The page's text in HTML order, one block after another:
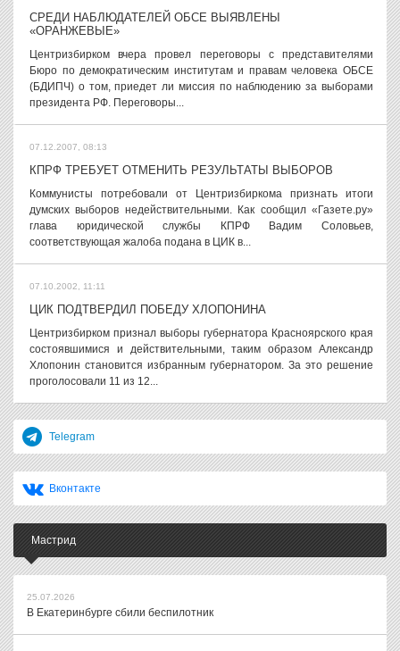
СРЕДИ НАБЛЮДАТЕЛЕЙ ОБСЕ ВЫЯВЛЕНЫ
«ОРАНЖЕВЫЕ»
Центризбирком вчера провел переговоры с представителями
Бюро по демократическим институтам и правам человека ОБСЕ
(БДИПЧ) о том, приедет ли миссия по наблюдению за выборами
президента РФ. Переговоры...
07.12.2007, 08:13
КПРФ ТРЕБУЕТ ОТМЕНИТЬ РЕЗУЛЬТАТЫ ВЫБОРОВ
Коммунисты потребовали от Центризбиркома признать итоги
думских выборов недействительными. Как сообщил «Газете.ру»
глава юридической службы КПРФ Вадим Соловьев,
соответствующая жалоба подана в ЦИК в...
07.10.2002, 11:11
ЦИК ПОДТВЕРДИЛ ПОБЕДУ ХЛОПОНИНА
Центризбирком признал выборы губернатора Красноярского края
состоявшимися и действительными, таким образом Александр
Хлопонин становится избранным губернатором. За это решение
проголосовали 11 из 12...
Telegram
Вконтакте
Мастрид
25.07.2026
В Екатеринбурге сбили беспилотник